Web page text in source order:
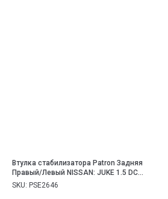
Втулка стабилизатора Patron Задняя
Правый/Левый NISSAN: JUKE 1.5 DCI
10 -, QASHQAI 1.5 DCI, 1.6, 1.6 DCI, 1.6
SKU: PSE2646